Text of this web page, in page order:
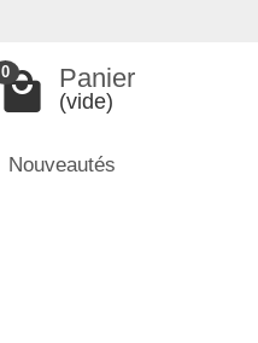
0 Panier
(vide)
Nouveautés